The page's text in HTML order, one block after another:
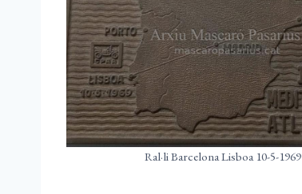
Ral·li Barcelona Lisboa 10-5-1969